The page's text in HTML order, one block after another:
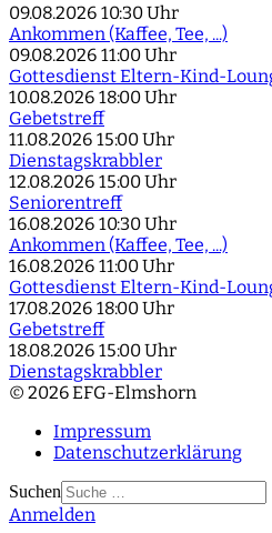
09.08.2026 10:30 Uhr
Ankommen (Kaffee, Tee, ...)
09.08.2026 11:00 Uhr
Gottesdienst Eltern-Kind-
10.08.2026 18:00 Uhr
Gebetstreff
11.08.2026 15:00 Uhr
Dienstagskrabbler
12.08.2026 15:00 Uhr
Seniorentreff
16.08.2026 10:30 Uhr
Ankommen (Kaffee, Tee, ...)
16.08.2026 11:00 Uhr
Gottesdienst Eltern-Kind-
17.08.2026 18:00 Uhr
Gebetstreff
18.08.2026 15:00 Uhr
Dienstagskrabbler
© 2026 EFG-Elmshorn
Impressum
Datenschutzerklärung
Suchen
Type 2 or more
Anmelden